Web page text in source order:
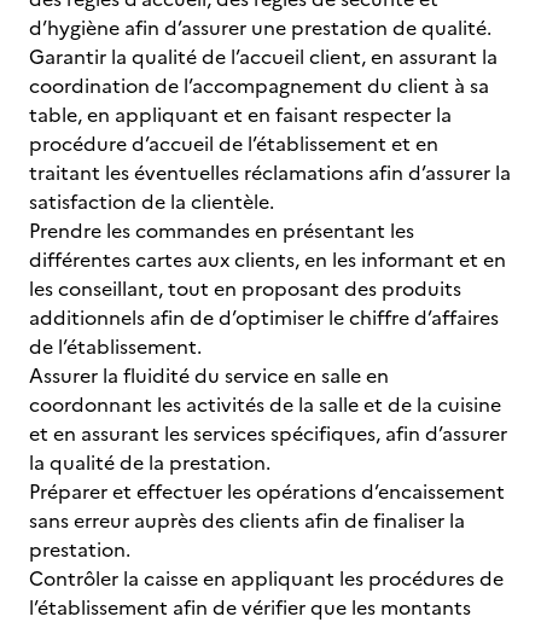
d’hygiène afin d’assurer une prestation de qualité.
Garantir la qualité de l’accueil client, en assurant la
coordination de l’accompagnement du client à sa
table, en appliquant et en faisant respecter la
procédure d’accueil de l’établissement et en
traitant les éventuelles réclamations afin d’assurer la
satisfaction de la clientèle.
Prendre les commandes en présentant les
différentes cartes aux clients, en les informant et en
les conseillant, tout en proposant des produits
additionnels afin de d’optimiser le chiffre d’affaires
de l’établissement.
Assurer la fluidité du service en salle en
coordonnant les activités de la salle et de la cuisine
et en assurant les services spécifiques, afin d’assurer
la qualité de la prestation.
Préparer et effectuer les opérations d’encaissement
sans erreur auprès des clients afin de finaliser la
prestation.
Contrôler la caisse en appliquant les procédures de
l’établissement afin de vérifier que les montants